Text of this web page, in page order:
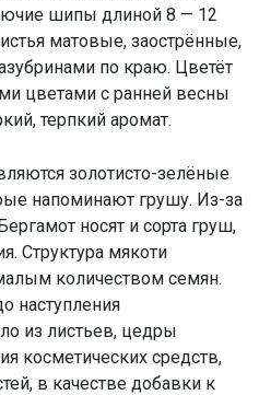
шипы длиной 8 — 12
матовые, заострённые,
по краю. Цветёт
цветами с ранней весны
терпкий аромат.
золотисто-зелёные
напоминают грушу. Из-за
носят и сорта груш,
Структура мякоти
количеством семян.
наступления
из листьев, цедры
косметических средств,
в качестве добавки к